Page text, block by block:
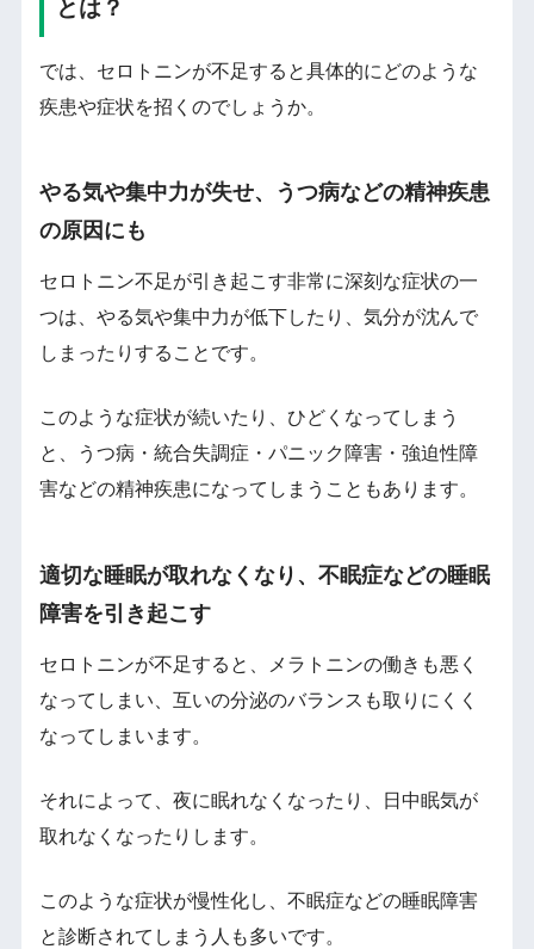
とは？
では、セロトニンが不足すると具体的にどのような
疾患や症状を招くのでしょうか。
やる気や集中力が失せ、うつ病などの精神疾患
の原因にも
セロトニン不足が引き起こす非常に深刻な症状の一
つは、やる気や集中力が低下したり、気分が沈んで
しまったりすることです。
このような症状が続いたり、ひどくなってしまう
と、うつ病・統合失調症・パニック障害・強迫性障
害などの精神疾患になってしまうこともあります。
適切な睡眠が取れなくなり、不眠症などの睡眠
障害を引き起こす
セロトニンが不足すると、メラトニンの働きも悪く
なってしまい、互いの分泌のバランスも取りにくく
なってしまいます。
それによって、夜に眠れなくなったり、日中眠気が
取れなくなったりします。
このような症状が慢性化し、不眠症などの睡眠障害
と診断されてしまう人も多いです。